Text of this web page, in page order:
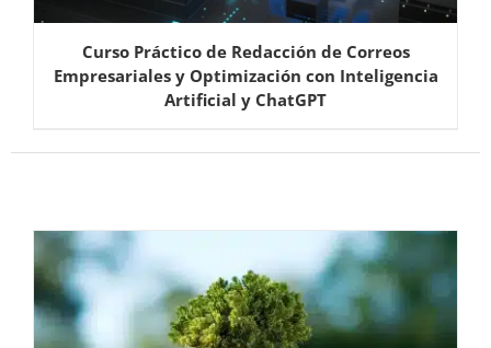
Curso Práctico de Redacción de Correos
Empresariales y Optimización con Inteligencia
Artificial y ChatGPT